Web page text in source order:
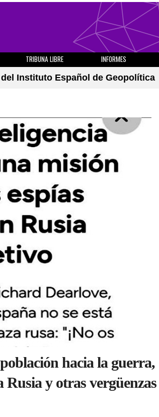
TRIBUNA LIBRE INFORMES
Instituto Español de Geopolítica
hacia la guerra,
Rusia y otras vergüenzas